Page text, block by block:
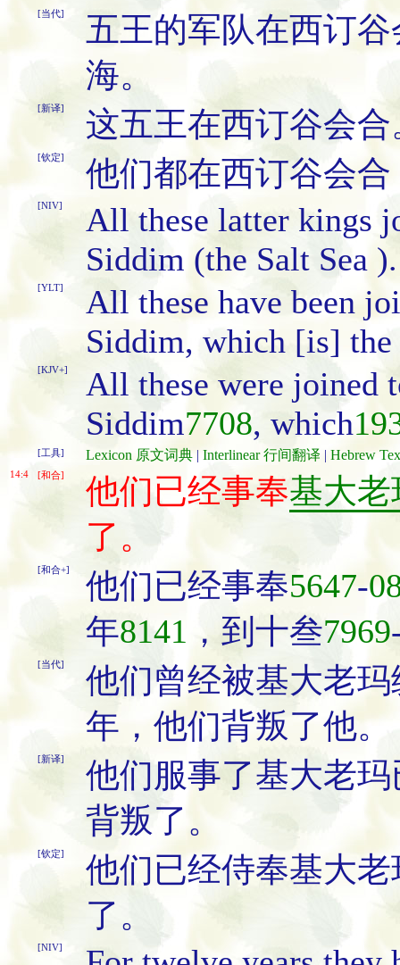
[当代]
五王的军队在西订
海。
[新译] 这五王在西订谷会
[钦定] 他们都在西订谷会
[NIV]
All these latter kings
Siddim (the Salt Sea ).
[YLT]
All these have been
Siddim, which [is] the
[KJV+]
All these were joined
Siddim7708, which
[工具] Lexicon 原文词典| Interlinear 行间翻译 | Hebrew
14:4 [和合] 他们已经事奉基大老
了。
[和合+] 他们已经事奉5647-
年8141 ，到十叁7969
[当代]
他们曾经被基大老
年，他们背叛了他。
[新译]
他们服事了基大老
背叛了。
[钦定]
他们已经侍奉基大
了。
[NIV]